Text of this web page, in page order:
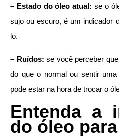
– Estado do óleo atual: se o
sujo ou escuro, é um indicador
lo.
– Ruídos: se você perceber
do que o normal ou sentir uma
pode estar na hora de trocar o
Entenda a
do óleo